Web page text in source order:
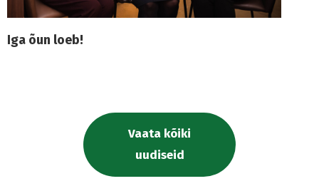
Iga õun loeb!
Vaata kõiki
uudiseid